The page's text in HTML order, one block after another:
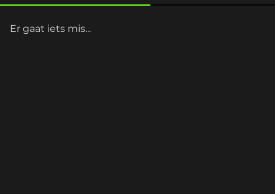
Er gaat iets mis...